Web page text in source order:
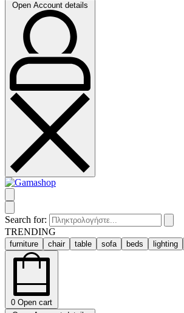
Open Account details
Search for:
TRENDING
furniture chair table sofa beds lighting
0 Open cart